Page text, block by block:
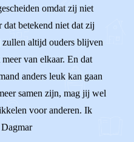
omdat zij niet
dat betekend niet dat zij
altijd ouders blijven
van elkaar. En dat
anders leuk kan gaan
samen zijn, mag jij wel
voor anderen. Ik